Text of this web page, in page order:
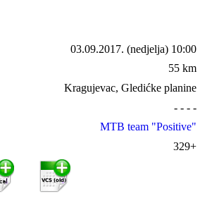
03.09.2017. (nedjelja) 10:00
55 km
Kragujevac, Gledićke planine
- - - -
MTB team "Positive"
329+